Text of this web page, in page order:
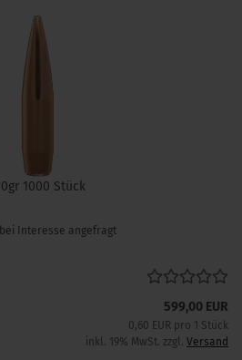
1000 Stück
Interesse angefragt
599,00 EUR
0,60 EUR pro 1 Stück
inkl. 19% MwSt. zzgl. Versand